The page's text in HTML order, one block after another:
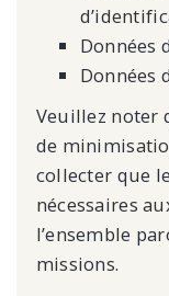
Données
Données
Veuillez noter
de
collecter que
nécessaires
l’ensemble
missions.